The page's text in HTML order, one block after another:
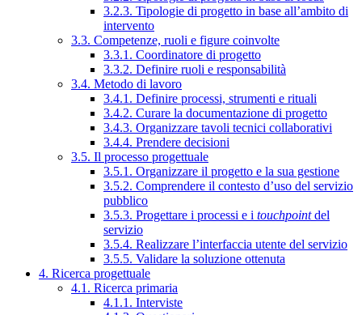
3.2.3. Tipologie di progetto in base all’ambito di
intervento
3.3. Competenze, ruoli e figure coinvolte
3.3.1. Coordinatore di progetto
3.3.2. Definire ruoli e responsabilità
3.4. Metodo di lavoro
3.4.1. Definire processi, strumenti e rituali
3.4.2. Curare la documentazione di progetto
3.4.3. Organizzare tavoli tecnici collaborativi
3.4.4. Prendere decisioni
3.5. Il processo progettuale
3.5.1. Organizzare il progetto e la sua gestione
3.5.2. Comprendere il contesto d’uso del servizio
pubblico
3.5.3. Progettare i processi e i touchpointdel
servizio
3.5.4. Realizzare l’interfaccia utente del servizio
3.5.5. Validare la soluzione ottenuta
4. Ricerca progettuale
4.1. Ricerca primaria
4.1.1. Interviste